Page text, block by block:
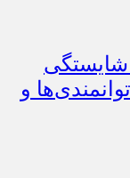
شایستگی
و